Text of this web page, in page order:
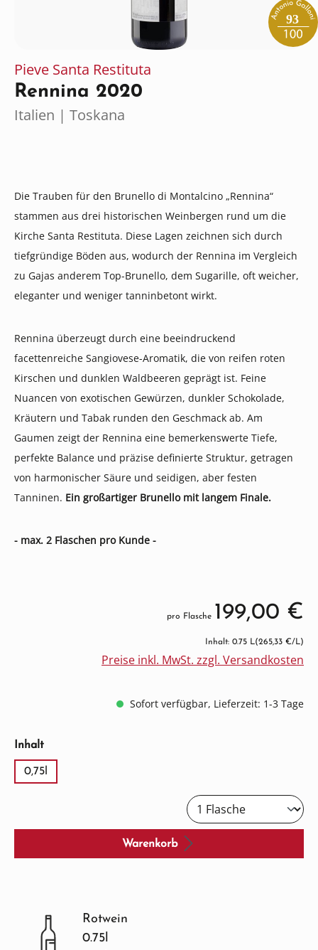
93
Pieve Santa Restituta
Rennina 2020
Italien | Toskana
Die Trauben für den Brunello di Montalcino „Rennina“
stammen aus drei historischen Weinbergen rund um die
Kirche Santa Restituta. Diese Lagen zeichnen sich durch
tiefgründige Böden aus, wodurch der Rennina im Vergleich
zu Gajas anderem Top-Brunello, dem Sugarille, oft weicher,
eleganter und weniger tanninbetont wirkt.
Rennina überzeugt durch eine beeindruckend
facettenreiche Sangiovese-Aromatik, die von reifen roten
Kirschen und dunklen Waldbeeren geprägt ist. Feine
Nuancen von exotischen Gewürzen, dunkler Schokolade,
Kräutern und Tabak runden den Geschmack ab. Am
Gaumen zeigt der Rennina eine bemerkenswerte Tiefe,
perfekte Balance und präzise definierte Struktur, getragen
von harmonischer Säure und seidigen, aber festen
Tanninen. Ein großartiger Brunello mit langem Finale.
- max. 2 Flaschen pro Kunde -
pro Flasche 199,00 €
Inhalt: 0.75 L(265,33 €/L)
Preise inkl. MwSt. zzgl. Versandkosten
Sofort verfügbar, Lieferzeit: 1-3 Tage
Inhaltauswählen
0,75l
Warenkorb
Rotwein
0.75l